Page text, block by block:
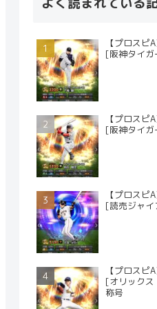
【プロスピ
[阪神タイガ
【プロスピ
[阪神タイガ
【プロスピ
[読売ジャイ
【プロスピ
[オリックス
称号